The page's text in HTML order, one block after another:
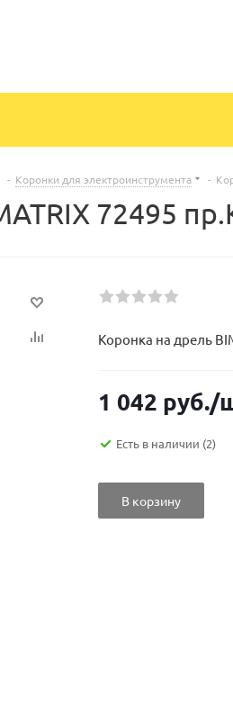
- Коронки для электроинструмента -
72495
Коронка на дрель
1 042 руб./
Есть в наличии (2)
В корзину